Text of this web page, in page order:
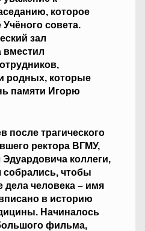
которое
совета.
зал
вместил
родных, которые
памяти Игорю
после трагического
ректора ВГМУ,
коллеги,
собрались, чтобы
человека – имя
в историю
Начиналось
фильма,